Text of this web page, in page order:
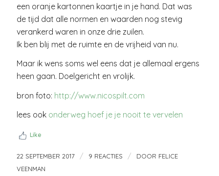
een oranje kartonnen kaartje in je hand. Dat was
de tijd dat alle normen en waarden nog stevig
verankerd waren in onze drie zuilen.
Ik ben blij met de ruimte en de vrijheid van nu.
Maar ik wens soms wel eens dat je allemaal ergens
heen gaan. Doelgericht en vrolijk.
bron foto: http://www.nicospilt.com
lees ook onderweg hoef je je nooit te vervelen
Like
22 SEPTEMBER 2017 / 9 REACTIES / DOOR FELICE
VEENMAN